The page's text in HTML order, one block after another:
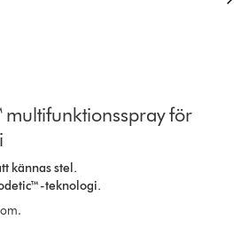
multifunktionsspray för
kännas stel.
teknologi.